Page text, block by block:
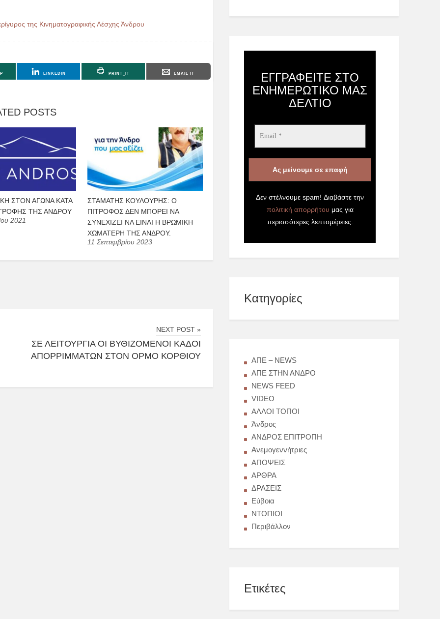
της Κινηματογραφικής Λέσχης Άνδρου
LINKEDIN PRINT_IT EMAIL IT
POSTS
ΣΤΟΝ ΑΓΩΝΑ ΚΑΤΑ
ΤΗΣ ΑΝΔΡΟΥ
2021
ΣΤΑΜΆΤΗΣ ΚΟΥΛΟΎΡΗΣ: Ο
ΠΙΤΡΟΦΌΣ ΔΕΝ ΜΠΟΡΕΊ ΝΑ
ΣΥΝΕΧΊΖΕΙ ΝΑ ΕΊΝΑΙ Η ΒΡΏΜΙΚΗ
ΧΩΜΑΤΕΡΉ ΤΗΣ ΆΝΔΡΟΥ.
11 Σεπτεμβρίου 2023
NEXT POST »
ΣΕ ΛΕΙΤΟΥΡΓΊΑ ΟΙ ΒΥΘΙΖΌΜΕΝΟΙ ΚΆΔΟΙ
ΑΠΟΡΡΙΜΜΆΤΩΝ ΣΤΟΝ ΌΡΜΟ ΚΟΡΘΊΟΥ
ΕΓΓΡΑΦΕΊΤΕ ΣΤΟ
ΕΝΗΜΕΡΩΤΙΚΌ ΜΑΣ
ΔΕΛΤΊΟ
Δεν στέλνουμε spam! Διαβάστε την
πολιτική απορρήτου μας για
περισσότερες λεπτομέρειες.
Kατηγορίες
AΠΕ – NEWS
AΠΕ ΣΤΗΝ ΑΝΔΡΟ
NEWS FEED
VIDEO
ΑΛΛΟΙ ΤΟΠΟΙ
Άνδρος
ΑΝΔΡΟΣ ΕΠΙΤΡΟΠΗ
Ανεμογεννήτριες
ΑΠΟΨΕΙΣ
ΑΡΘΡΑ
ΔΡΑΣΕΙΣ
Εύβοια
ΝΤΟΠΙΟΙ
Περιβάλλον
Ετικέτες